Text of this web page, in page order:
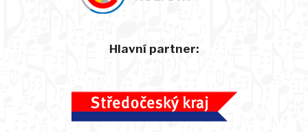
Hlavní partner: